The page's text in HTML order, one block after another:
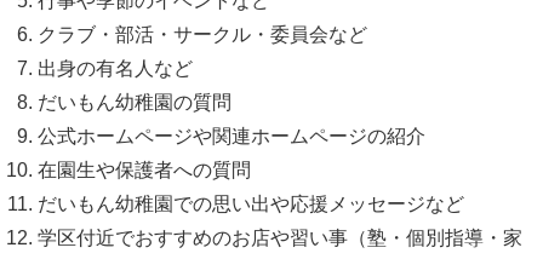
クラブ・部活・サークル・委員会など
出身の有名人など
だいもん幼稚園の質問
公式ホームページや関連ホームページの紹介
在園生や保護者への質問
だいもん幼稚園での思い出や応援メッセージなど
学区付近でおすすめのお店や習い事（塾・個別指導・家